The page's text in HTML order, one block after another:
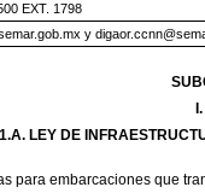
EXT. 1798
y
I.
LEY DE
para embarcaciones que